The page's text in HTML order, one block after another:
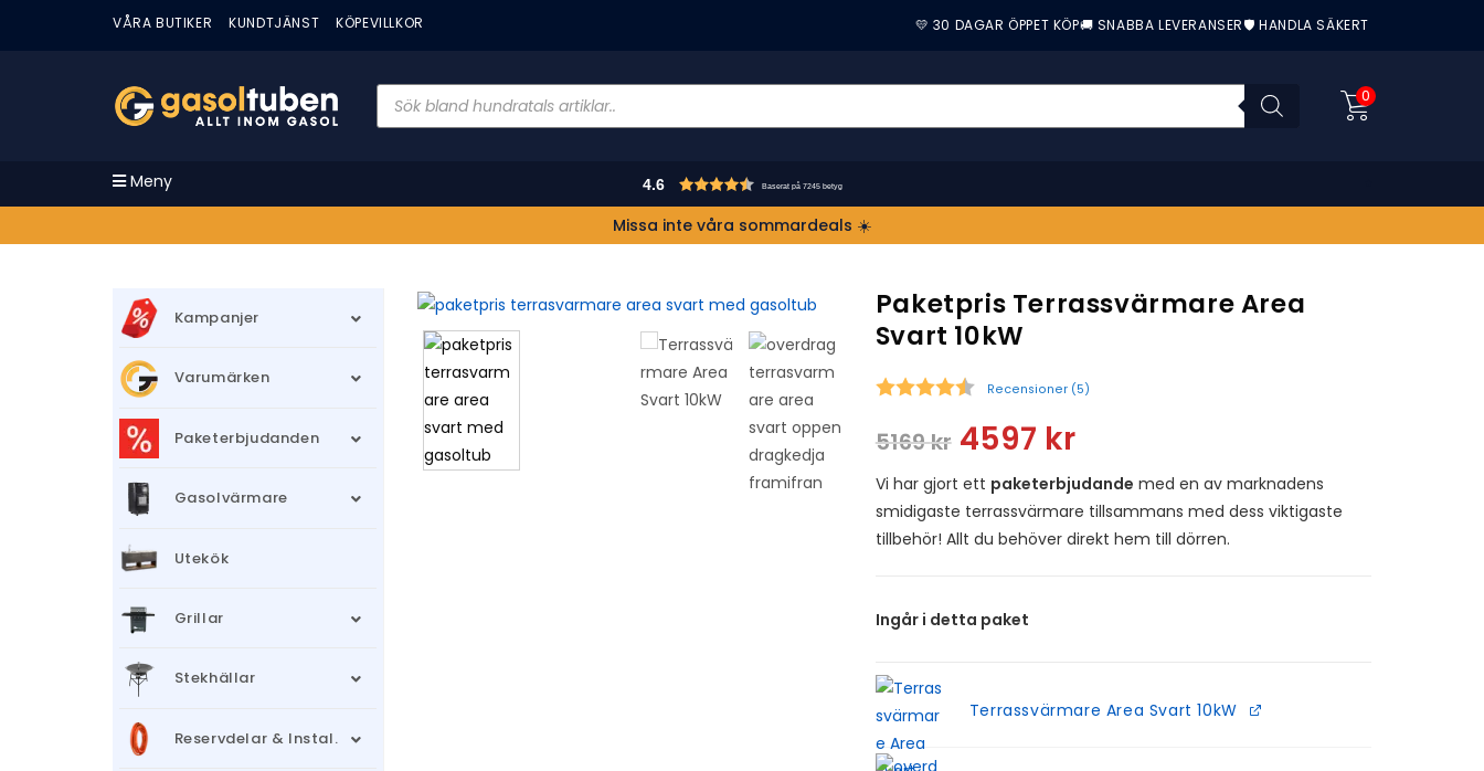
VÅRA BUTIKER KUNDTJÄNST KÖPEVILLKOR 💛 30 DAGAR ÖPPET KÖP🚚 SNABBA LEVERANSER🛡️ HANDLA SÄKERT
0
Meny 4.6 Baserat på 7245 betyg
Missa inte våra sommardeals ☀️
Paketpris Terrassvärmare Area
Svart 10kW
Recensioner (5)
5169kr 4597 kr
Vi har gjort ett paketerbjudande med en av marknadens
smidigaste terrassvärmare tillsammans med dess viktigaste
tillbehör! Allt du behöver direkt hem till dörren.
Ingår i detta paket
Terrassvärmare Area Svart 10kW
Kampanjer
Varumärken
Paketerbjudanden
Gasolvärmare
Utekök
Grillar
Stekhällar
Reservdelar & Instal.